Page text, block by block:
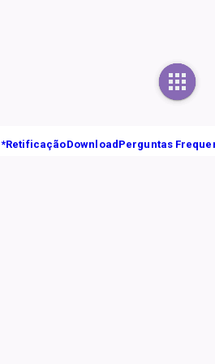
*RetificaçãoDownload Perguntas